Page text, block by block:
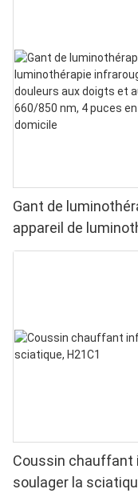
Gant de
appareil de
pour soulager les
Coussin chauffant
soulager la